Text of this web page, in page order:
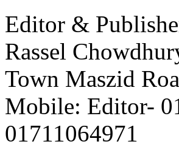
Editor &
Rassel
Town Maszid
Mobile: Editor-
01711064971